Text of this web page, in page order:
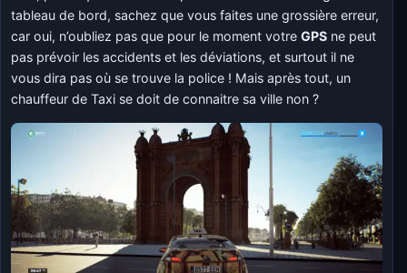
tableau de bord, sachez que vous faites une grossière erreur,
car oui, n’oubliez pas que pour le moment votreGPS ne peut
pas prévoir les accidents et les déviations, et surtout il ne
vous dira pas où se trouve la police ! Mais après tout, un
chauffeur de Taxi se doit de connaitre sa ville non ?